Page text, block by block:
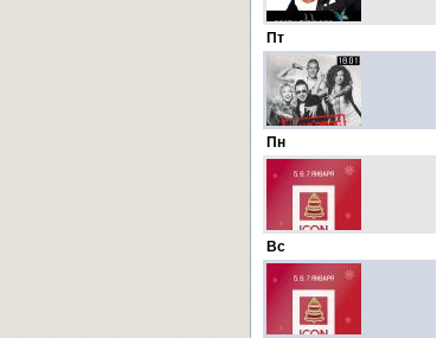
Пт
Пн
Вс